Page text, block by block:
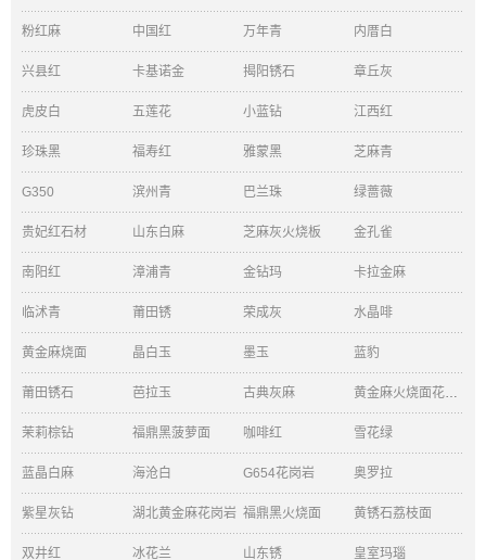
粉红麻 中国红 万年青 内厝白
兴县红 卡基诺金 揭阳锈石 章丘灰
虎皮白 五莲花 小蓝钻 江西红
珍珠黑 福寿红 雅蒙黑 芝麻青
G350 滨州青 巴兰珠 绿蔷薇
贵妃红石材 山东白麻 芝麻灰火烧板 金孔雀
南阳红 漳浦青 金钻玛 卡拉金麻
临沭青 莆田锈 荣成灰 水晶啡
黄金麻烧面 晶白玉 墨玉 蓝豹
莆田锈石 芭拉玉 古典灰麻 黄金麻火烧面花岗岩
茉莉棕钻 福鼎黑菠萝面 咖啡红 雪花绿
蓝晶白麻 海沧白 G654花岗岩 奥罗拉
紫星灰钻 湖北黄金麻花岗岩 福鼎黑火烧面 黄锈石荔枝面
双井红 冰花兰 山东锈 皇室玛瑙